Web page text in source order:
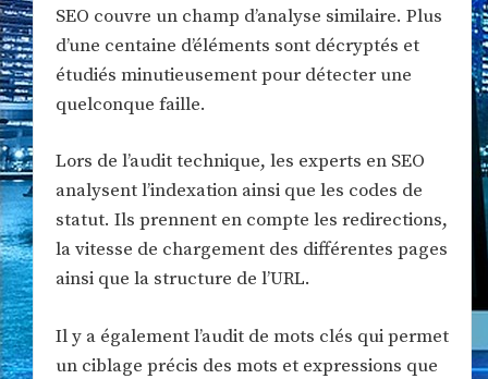
SEO couvre un champ d’analyse similaire. Plus
d’une centaine d’éléments sont décryptés et
étudiés minutieusement pour détecter une
quelconque faille.
Lors de l’audit technique, les experts en SEO
analysent l’indexation ainsi que les codes de
statut. Ils prennent en compte les redirections,
la vitesse de chargement des différentes pages
ainsi que la structure de l’URL.
Il y a également l’audit de mots clés qui permet
un ciblage précis des mots et expressions que